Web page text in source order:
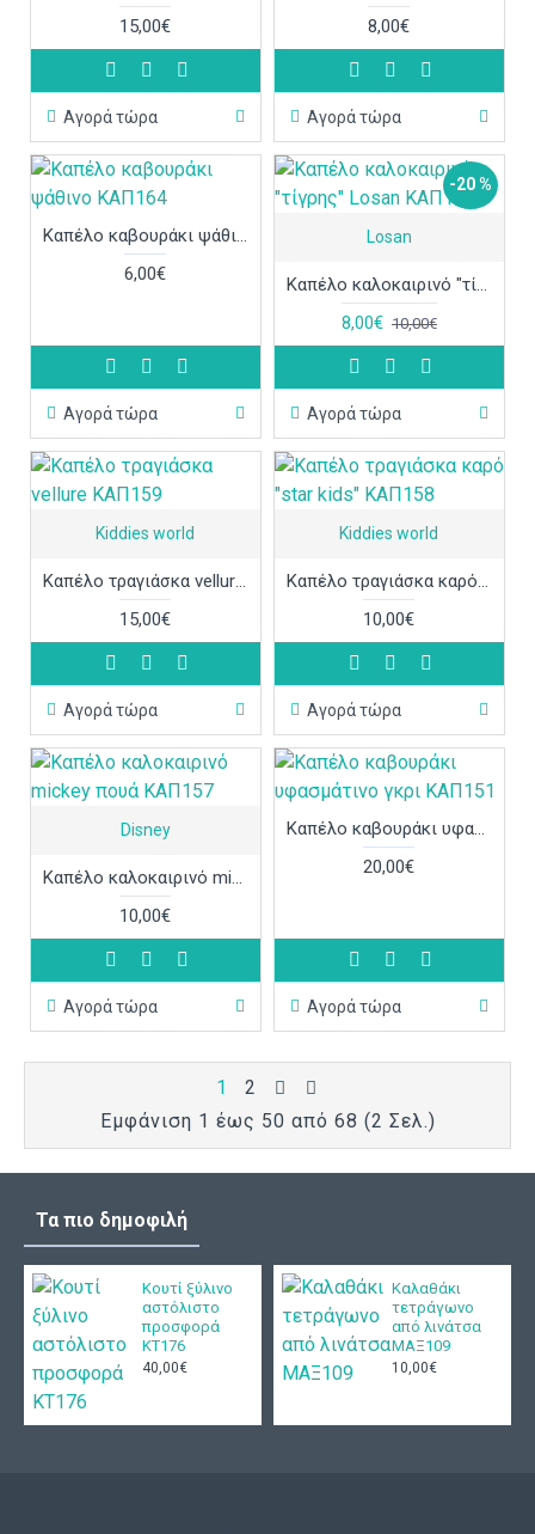
15,00€
Αγορά τώρα
8,00€
Αγορά τώρα
Καπέλο καβουράκι ψάθινο ΚΑΠ164
6,00€
Αγορά τώρα
-20 %
Losan
Καπέλο καλοκαιρινό "τίγρης" Losan ΚΑΠ162
8,00€ 10,00€
Αγορά τώρα
Kiddies world
Καπέλο τραγιάσκα vellure ΚΑΠ159
15,00€
Αγορά τώρα
Kiddies world
Καπέλο τραγιάσκα καρό "star kids" ΚΑΠ158
10,00€
Αγορά τώρα
Disney
Καπέλο καλοκαιρινό mickey πουά ΚΑΠ157
10,00€
Αγορά τώρα
Καπέλο καβουράκι υφασμάτινο γκρι ΚΑΠ151
20,00€
Αγορά τώρα
1
2
Εμφάνιση 1 έως 50 από 68 (2 Σελ.)
Τα πιο δημοφιλή
Κουτί ξύλινο
αστόλιστο
προσφορά
ΚΤ176
40,00€
Καλαθάκι
τετράγωνο
από λινάτσα
ΜΑΞ109
10,00€